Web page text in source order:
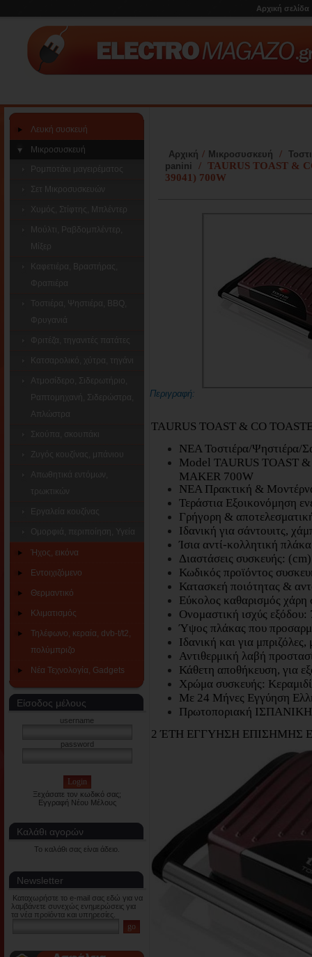
Αρχική σελίδα
Λευκή συσκευή
Μικροσυσκευή
Ρομποτάκι μαγειρέματος
Σετ Μικροσυσκευών
Χυμός, Στίφτης, Μπλέντερ
Μούλτι, Ραβδομπλέντερ,
Μίξερ
Καφετιέρα, Βραστήρας,
Φραπιέρα
Τοστιέρα, Ψηστιέρα, BBQ,
Φρυγανιά
Φριτέζα, τηγανιτές πατάτες
Κατσαρολικό, χύτρα, τηγάνι
Ατμοσίδερο, Σιδερωτήριο,
Ραπτομηχανή, Σιδερώστρα,
Απλώστρα
Σκούπα, σκουπάκι
Ζυγός κουζίνας, μπάνιου
Απωθητικά εντόμων,
τρωκτικών
Εργαλεία κουζίνας
Ομορφιά, περιποίηση, Υγεία
Ήχος, εικόνα
Εντοιχιζόμενο
Θερμαντικό
Κλιματισμός
Τηλέφωνο, κεραία, dvb-t/t2,
πολύμπριζο
Νέα Τεχνολογία, Gadgets
Είσοδος μέλους
username
password
Ξεχάσατε τον κωδικό σας;
Εγγραφή Νέου Μέλους
Καλάθι αγορών
Το καλάθι σας είναι άδειο.
Newsletter
Καταχωρήστε το e-mail σας εδώ για να
λαμβάνετε συνεχώς ενημερώσεις για
τα νέα προϊόντα και υπηρεσίες.
Αρχική / Μικροσυσκευή /
panini
/ TAURUS TOAST &
39041) 700W
Περιγραφή:
TAURUS TOAST & CO
ΝΕΑ Τοστιέρα/Ψηστιέρα/
Model TAURUS TOAST
MAKER 700W
ΝΕΑ Πρακτική &
Τεράστια Εξοικονόμηση
Γρήγορη &
Ιδανική για σάντουιτς,
Ίσια αντί-κολλητική
Διαστάσεις συσκευής:
Κωδικός προϊόντος
Κατασκεή ποιότητας &
Εύκολος καθαρισμός χάρη
Ονομαστική ισχύς
Ύψος πλάκας που
Ιδανική και για
Αντιθερμική λαβή
Κάθετη αποθήκευση, για
Χρώμα συσκευής:
Με 24 Μήνες Εγγύηση
Πρωτοποριακή ΙΣΠΑΝΙΚΗ
2 ΈΤΗ ΕΓΓΥΗΣΗ ΕΠΙΣΗΜΗΣ